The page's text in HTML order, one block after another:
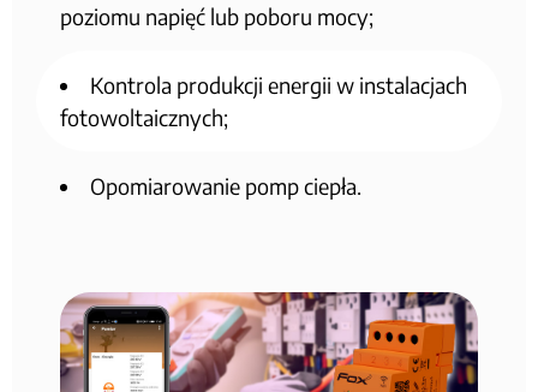
poziomu napięć lub poboru mocy;
Kontrola produkcji energii w instalacjach
fotowoltaicznych;
Opomiarowanie pomp ciepła.